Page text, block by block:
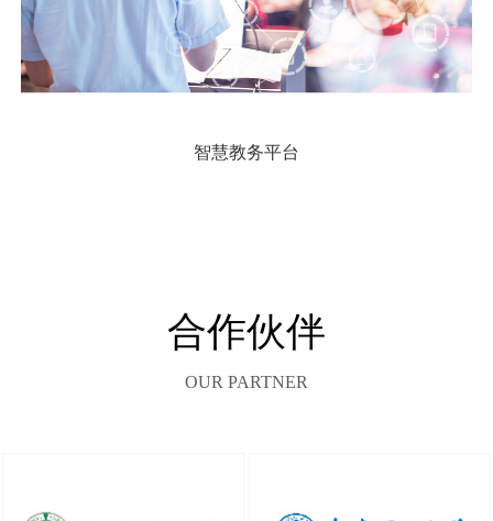
智慧教务平台
合作伙伴
OUR PARTNER